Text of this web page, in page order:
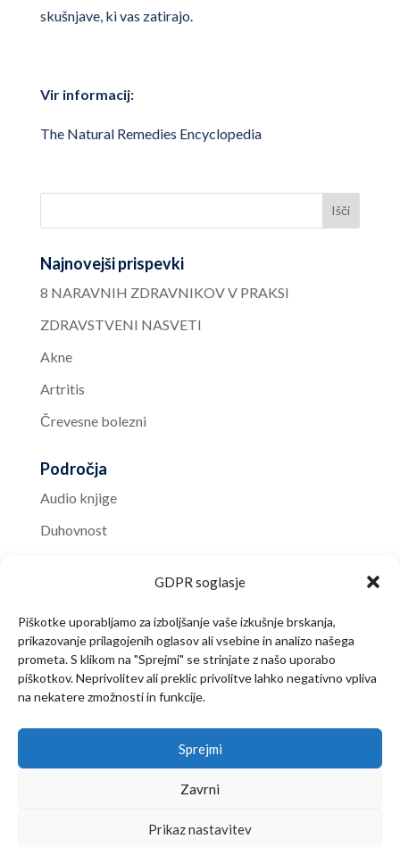
GDPR soglasje
Piškotke uporabljamo za izboljšanje vaše izkušnje brskanja,
prikazovanje prilagojenih oglasov ali vsebine in analizo našega
prometa. S klikom na "Sprejmi" se strinjate z našo uporabo
piškotkov. Neprivolitev ali preklic privolitve lahko negativno vpliva
na nekatere zmožnosti in funkcije.
Sprejmi
Zavrni
Prikaz nastavitev
skušnjave, ki vas zatirajo.
Vir informacij:
The Natural Remedies Encyclopedia
Najnovejši prispevki
8 NARAVNIH ZDRAVNIKOV V PRAKSI
ZDRAVSTVENI NASVETI
Akne
Artritis
Črevesne bolezni
Področja
Audio knjige
Duhovnost
Predstavitev
Sveto pismo
Video vsebine